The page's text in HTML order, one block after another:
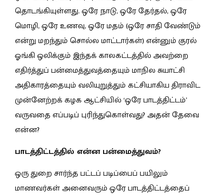
தொடங்கியுள்ளது. ஒரே நாடு, ஒரே தேர்தல், ஒரே
மொழி, ஒரே உணவு, ஒரே மதம் (ஒரே சாதி வேண்டும்
என்று மறந்தும் சொல்ல மாட்டார்கள்) என்னும் குரல்
ஓங்கி ஒலிக்கும் இந்தக் காலகட்டத்தில் அவற்றை
எதிர்த்துப் பன்மைத்துவத்தையும் மாநில சுயாட்சி
அதிகாரத்தையும் வலியுறுத்தும் கட்சியாகிய திராவிட
முன்னேற்றக் கழக ஆட்சியில் ‘ஒரே பாடத்திட்டம்’
வருவதை எப்படிப் புரிந்துகொள்வது? அதன் தேவை
என்ன?
பாடத்திட்டத்தில் என்ன பன்மைத்துவம்?
ஒரு துறை சார்ந்த பட்டப் படிப்பைப் பயிலும்
மாணவர்கள் அனைவரும் ஒரே பாடத்திட்டத்தைப்